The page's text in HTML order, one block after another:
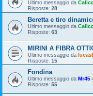
Ultimo messaggio da
Risposte: 28
Beretta e tiro
Ultimo messaggio da
Risposte: 63
MIRINI A FIBRA
Ultimo messaggio da
Risposte: 15
Fondina
Ultimo messaggio da Mr45
Risposte: 55